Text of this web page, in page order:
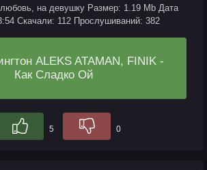
на девушку Размер: 1.19 Mb Дата
Скачали: 112 Прослушиваний: 382
ALEKS ATAMAN, FINIK -
Как Сладко Ой
5 0